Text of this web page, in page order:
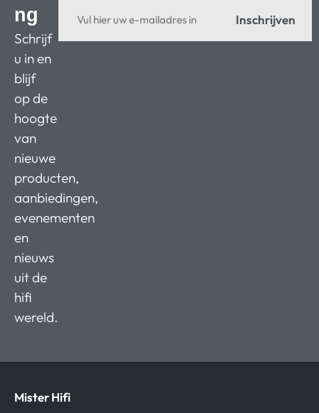
ng
Schrijf
u in en
blijf
op de
hoogte
van
nieuwe
producten,
aanbiedingen,
evenementen
en
nieuws
uit de
hifi
wereld.
Inschrijven
Mister Hifi